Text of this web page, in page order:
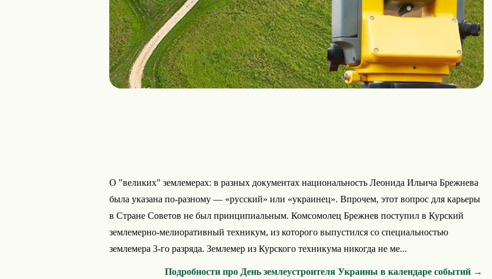
О "великих" землемерах: в разных документах национальность Леонида Ильича Брежнева
была указана по-разному — «русский» или «украинец». Впрочем, этот вопрос для карьеры
в Стране Советов не был принципиальным. Комсомолец Брежнев поступил в Курский
землемерно-мелиоративный техникум, из которого выпустился со специальностью
землемера 3-го разряда. Землемер из Курского техникума никогда не ме...
Подробности про День землеустроителя Украины в календаре событий →